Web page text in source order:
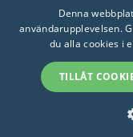
Denna
användarupplevelsen.
du alla cookies i
TILLÅT